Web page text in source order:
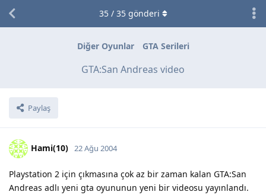
Diğer Oyunlar GTA Serileri
GTA:San Andreas video
Paylaş
35/ 35gönderi
Hami(10) 22 Ağu 2004
Playstation 2 için çıkmasına çok az bir zaman kalan GTA:San
Andreas adlı yeni gta oyununun yeni bir videosu yayınlandı.